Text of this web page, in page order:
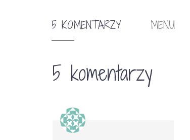
5 KOMENTARZY MENU
5 komentarzy